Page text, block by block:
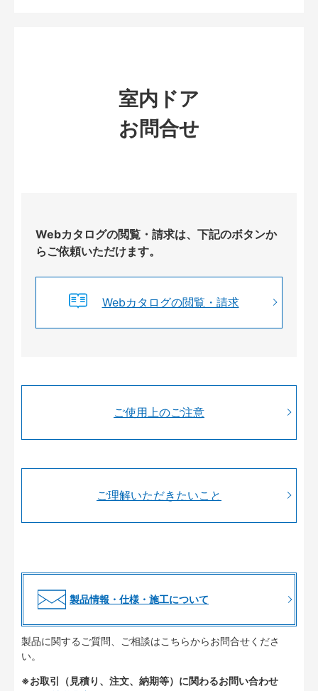
室内ドア
お問合せ
Webカタログの閲覧・請求は、下記のボタンか
らご依頼いただけます。
Webカタログの閲覧・請求
ご使用上のご注意
ご理解いただきたいこと
製品情報・仕様・施工について
製品に関するご質問、ご相談はこちらからお問合せくださ
い。
※お取引（見積り、注文、納期等）に関わるお問い合わせ